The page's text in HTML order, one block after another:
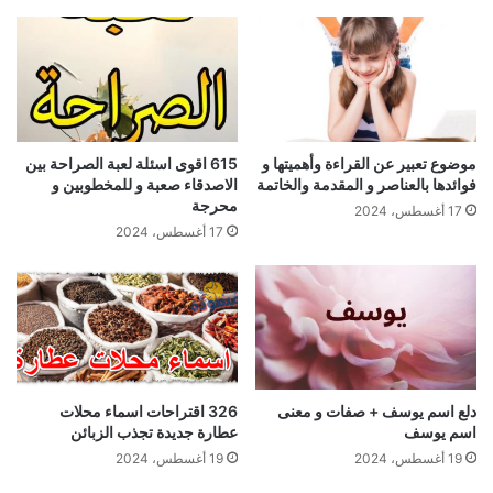
موضوع تعبير عن القراءة وأهميتها و
فوائدها بالعناصر و المقدمة والخاتمة
17 أغسطس، 2024
615 اقوى اسئلة لعبة الصراحة بين
الاصدقاء صعبة و للمخطوبين و
محرجة
17 أغسطس، 2024
دلع اسم يوسف + صفات و معنى
اسم يوسف
19 أغسطس، 2024
326 اقتراحات اسماء محلات
عطارة جديدة تجذب الزبائن
19 أغسطس، 2024